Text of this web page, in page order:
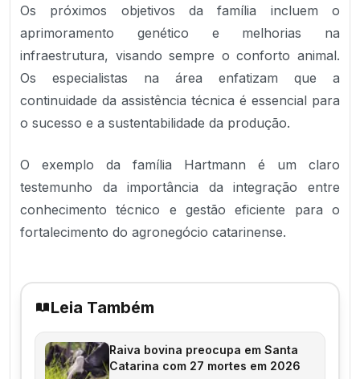
Os próximos objetivos da família incluem o
aprimoramento genético e melhorias na
infraestrutura, visando sempre o conforto animal.
Os especialistas na área enfatizam que a
continuidade da assistência técnica é essencial para
o sucesso e a sustentabilidade da produção.
O exemplo da família Hartmann é um claro
testemunho da importância da integração entre
conhecimento técnico e gestão eficiente para o
fortalecimento do agronegócio catarinense.
Leia Também
Raiva bovina preocupa em Santa
Catarina com 27 mortes em 2026